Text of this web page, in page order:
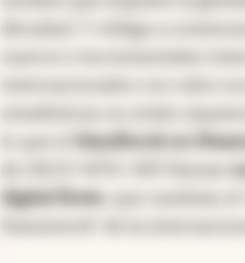
Handbook on
digital flows